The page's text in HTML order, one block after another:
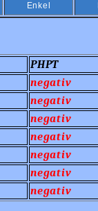
Enkel
PHPT
negativ
negativ
negativ
negativ
negativ
negativ
negativ